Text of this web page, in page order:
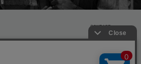
CONTACT
PRIVACY POLICY
STORE INFO